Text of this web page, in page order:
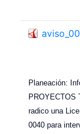
Planeación:
PROYECTOS
radico una
0040 para